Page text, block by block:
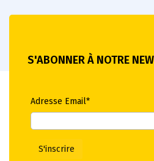
S'ABONNER À NOTRE
Adresse Email*